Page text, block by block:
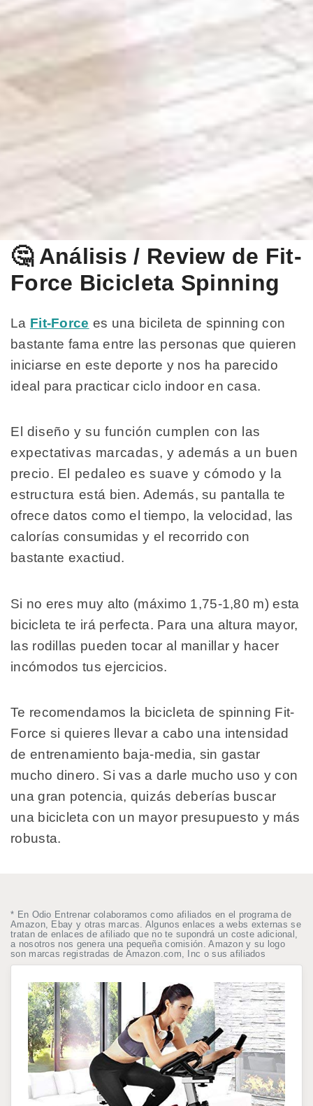
🤔 Análisis / Review de Fit-
Force Bicicleta Spinning
La Fit-Force es una bicileta de spinning con
bastante fama entre las personas que quieren
iniciarse en este deporte y nos ha parecido
ideal para practicar ciclo indoor en casa.
El diseño y su función cumplen con las
expectativas marcadas, y además a un buen
precio. El pedaleo es suave y cómodo y la
estructura está bien. Además, su pantalla te
ofrece datos como el tiempo, la velocidad, las
calorías consumidas y el recorrido con
bastante exactiud.
Si no eres muy alto (máximo 1,75-1,80 m) esta
bicicleta te irá perfecta. Para una altura mayor,
las rodillas pueden tocar al manillar y hacer
incómodos tus ejercicios.
Te recomendamos la bicicleta de spinning Fit-
Force si quieres llevar a cabo una intensidad
de entrenamiento baja-media, sin gastar
mucho dinero. Si vas a darle mucho uso y con
una gran potencia, quizás deberías buscar
una bicicleta con un mayor presupuesto y más
robusta.
* En Odio Entrenar colaboramos como afiliados en el programa de
Amazon, Ebay y otras marcas. Algunos enlaces a webs externas se
tratan de enlaces de afiliado que no te supondrá un coste adicional,
a nosotros nos genera una pequeña comisión. Amazon y su logo
son marcas registradas de Amazon.com, Inc o sus afiliados